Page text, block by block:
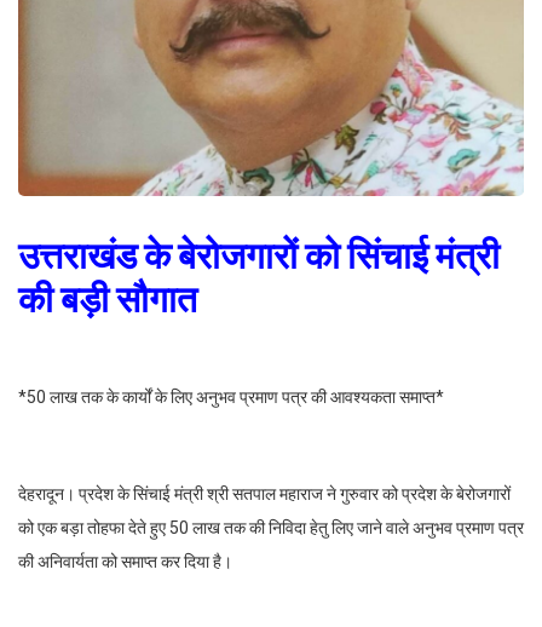
उत्तराखंड के बेरोजगारों को सिंचाई मंत्री
की बड़ी सौगात
*50 लाख तक के कार्यों के लिए अनुभव प्रमाण पत्र की आवश्यकता समाप्त*
देहरादून। प्रदेश के सिंचाई मंत्री श्री सतपाल महाराज ने गुरुवार को प्रदेश के बेरोजगारों
को एक बड़ा तोहफा देते हुए 50 लाख तक की निविदा हेतु लिए जाने वाले अनुभव प्रमाण पत्र
की अनिवार्यता को समाप्त कर दिया है।